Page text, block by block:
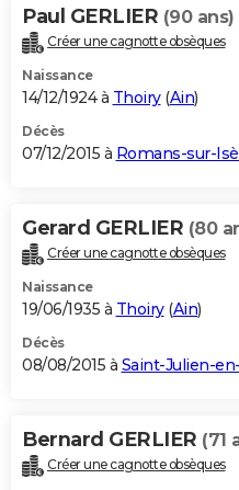
Paul GERLIER (90 ans)
Créer une cagnotte obsèques
Naissance
14/12/1924 à Thoiry(Ain)
Décès
07/12/2015 à Romans-sur-
Gerard GERLIER (80
Créer une cagnotte obsèques
Naissance
19/06/1935 à Thoiry(Ain)
Décès
08/08/2015 à Saint-Julien-
Bernard GERLIER (71
Créer une cagnotte obsèques